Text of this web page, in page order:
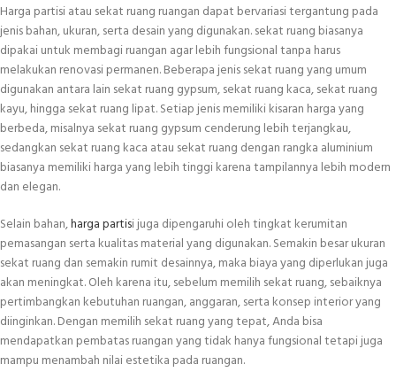
Harga partisi atau sekat ruang ruangan dapat bervariasi tergantung pada
jenis bahan, ukuran, serta desain yang digunakan. sekat ruang biasanya
dipakai untuk membagi ruangan agar lebih fungsional tanpa harus
melakukan renovasi permanen. Beberapa jenis sekat ruang yang umum
digunakan antara lain sekat ruang gypsum, sekat ruang kaca, sekat ruang
kayu, hingga sekat ruang lipat. Setiap jenis memiliki kisaran harga yang
berbeda, misalnya sekat ruang gypsum cenderung lebih terjangkau,
sedangkan sekat ruang kaca atau sekat ruang dengan rangka aluminium
biasanya memiliki harga yang lebih tinggi karena tampilannya lebih modern
dan elegan.
Selain bahan,harga partisi juga dipengaruhi oleh tingkat kerumitan
pemasangan serta kualitas material yang digunakan. Semakin besar ukuran
sekat ruang dan semakin rumit desainnya, maka biaya yang diperlukan juga
akan meningkat. Oleh karena itu, sebelum memilih sekat ruang, sebaiknya
pertimbangkan kebutuhan ruangan, anggaran, serta konsep interior yang
diinginkan. Dengan memilih sekat ruang yang tepat, Anda bisa
mendapatkan pembatas ruangan yang tidak hanya fungsional tetapi juga
mampu menambah nilai estetika pada ruangan.